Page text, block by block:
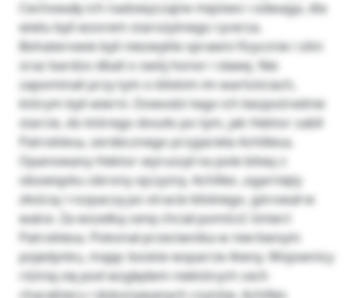
Cechowały ich nadzwyczajne męstwo i odwaga, dla
wielu byli wzorem starożytnego rycerza.
Bohaterowie byli niezwykle sprawni fizycznie i silni
oraz bardzo dbali o swój honor i sławę. Nie
zapominali przy tym o bliskim im wartościach,
którym byli wierni. Dowodzi tego ich bezpośrednie
starcie, do którego doszło po tym, jak Hektor zabił
Patroklesa, serdecznego przyjaciela Achillesa.
Opanowany Hektor wyruszył na pole bitwy z
obowiązku obrony ojczyzny. Achilles ,ogarnięty
złością i rozpaczą po stracie bliskiego, górował w
walce. Za wszelką cenę chciał pomścić śmierć
Patroklesa. Pokonał przeciwnika w nierównym
pojedynku, mając boskie wsparcie Ateny. Wojownicy
różnią się pod względem niektórych cech